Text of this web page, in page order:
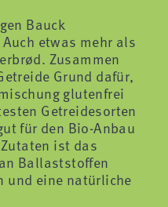
Bauck
etwas mehr als
Zusammen
Grund dafür,
glutenfrei
Getreidesorten
für den Bio-Anbau
ist das
Ballaststoffen
und eine natürliche